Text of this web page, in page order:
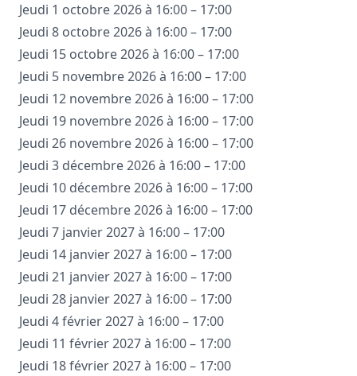
Jeudi 1 octobre 2026 à 16:00 – 17:00
Jeudi 8 octobre 2026 à 16:00 – 17:00
Jeudi 15 octobre 2026 à 16:00 – 17:00
Jeudi 5 novembre 2026 à 16:00 – 17:00
Jeudi 12 novembre 2026 à 16:00 – 17:00
Jeudi 19 novembre 2026 à 16:00 – 17:00
Jeudi 26 novembre 2026 à 16:00 – 17:00
Jeudi 3 décembre 2026 à 16:00 – 17:00
Jeudi 10 décembre 2026 à 16:00 – 17:00
Jeudi 17 décembre 2026 à 16:00 – 17:00
Jeudi 7 janvier 2027 à 16:00 – 17:00
Jeudi 14 janvier 2027 à 16:00 – 17:00
Jeudi 21 janvier 2027 à 16:00 – 17:00
Jeudi 28 janvier 2027 à 16:00 – 17:00
Jeudi 4 février 2027 à 16:00 – 17:00
Jeudi 11 février 2027 à 16:00 – 17:00
Jeudi 18 février 2027 à 16:00 – 17:00